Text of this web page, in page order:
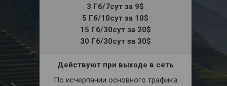
3 Гб/7сут за 9$
5 Гб/10сут за 10$
15 Гб/30сут за 20$
30 Гб/30сут за 30$
Действуют при выходе в сеть
По исчерпании основного трафика